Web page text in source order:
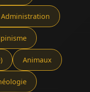
Administration
Animaux